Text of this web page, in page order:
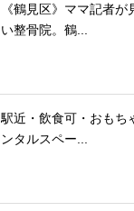
《鶴見区》ママ記者
い整骨院。鶴...
駅近・飲食可・おも
ンタルスペー...